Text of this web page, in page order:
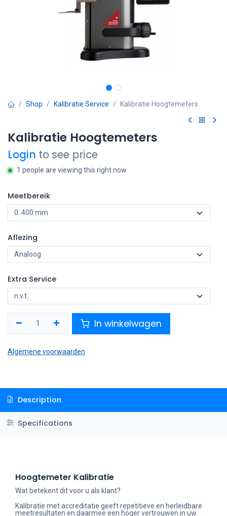
Shop Kalibratie Service Kalibratie Hoogtemeters
Kalibratie Hoogtemeters
Login to see price
1 people are viewing this right now
Meetbereik
Aflezing
Extra Service
In winkelwagen
Algemene voorwaarden
Description
Specifications
Hoogtemeter Kalibratie
Wat betekent dit voor u als klant?
Kalibratie met accreditatie geeft repetitieve en herleidbare
meetresultaten en daarmee een hoger vertrouwen in uw